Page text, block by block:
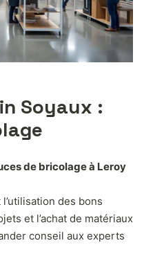
Soyaux :
de bricolage à Leroy
des bons
et l’achat de matériaux
conseil aux experts